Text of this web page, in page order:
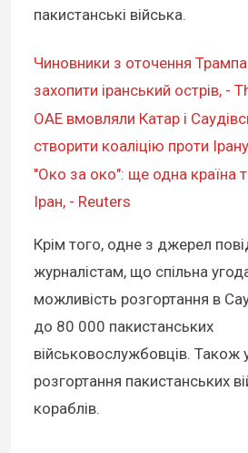
пакистанські війська.
Чиновники з оточення
захопити іранський острів, -
ОАЕ вмовляли Катар і
створити коаліцію проти
"Око за око": ще одна країна
Іран, - Reuters
Крім того, одне з джерел
журналістам, що спільна
можливість розгортання в
до 80 000 пакистанських
військовослужбовців. Також
розгортання пакистанських
кораблів.